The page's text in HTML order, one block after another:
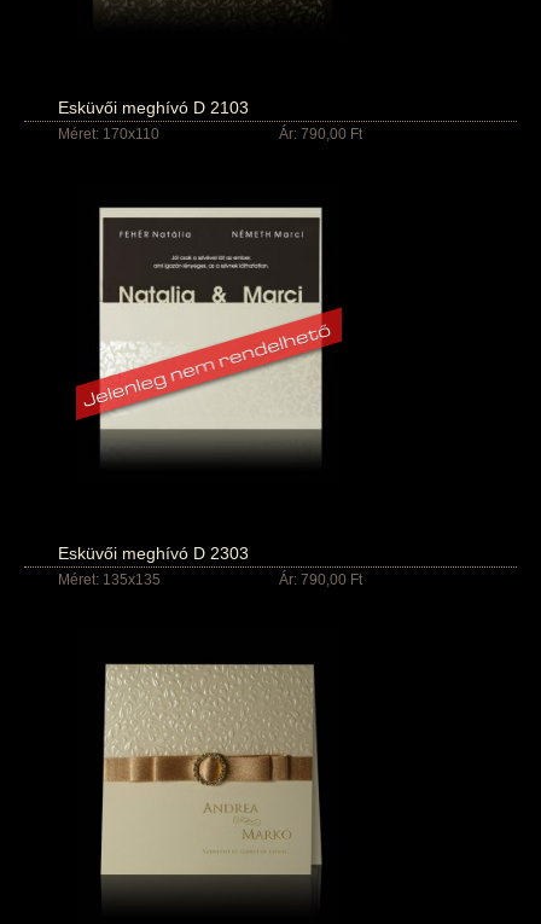
Esküvői meghívó D 2103
Méret: 170x110 Ár: 790,00 Ft
Esküvői meghívó D 2303
Méret: 135x135 Ár: 790,00 Ft